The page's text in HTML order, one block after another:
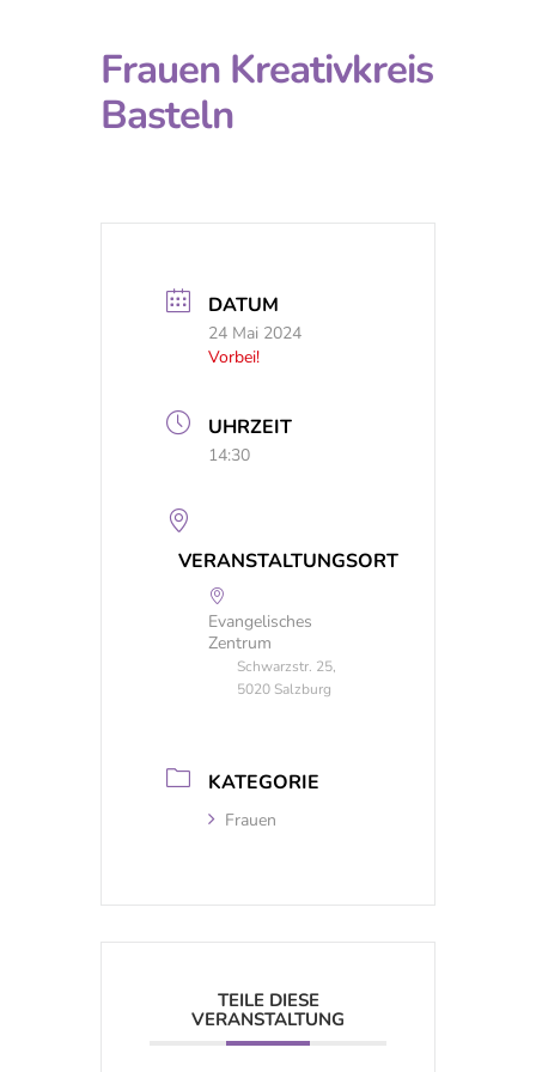
Frauen Kreativkreis
Basteln
DATUM
24 Mai 2024
Vorbei!
UHRZEIT
14:30
VERANSTALTUNGSORT
Evangelisches
Zentrum
Schwarzstr. 25,
5020 Salzburg
KATEGORIE
Frauen
TEILE DIESE
VERANSTALTUNG